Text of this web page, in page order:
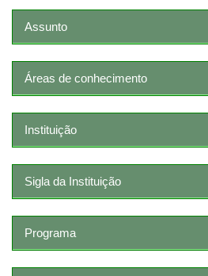
Assunto
Áreas de conhecimento
Instituição
Sigla da Instituição
Programa